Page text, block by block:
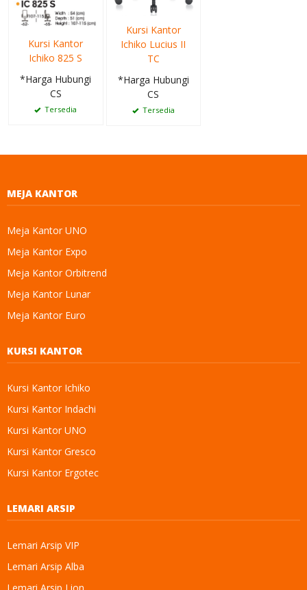
Kursi Kantor
Ichiko 825 S
*Harga Hubungi
CS
Tersedia
Kursi Kantor
Ichiko Lucius II
TC
*Harga Hubungi
CS
Tersedia
MEJA KANTOR
Meja Kantor UNO
Meja Kantor Expo
Meja Kantor Orbitrend
Meja Kantor Lunar
Meja Kantor Euro
KURSI KANTOR
Kursi Kantor Ichiko
Kursi Kantor Indachi
Kursi Kantor UNO
Kursi Kantor Gresco
Kursi Kantor Ergotec
LEMARI ARSIP
Lemari Arsip VIP
Lemari Arsip Alba